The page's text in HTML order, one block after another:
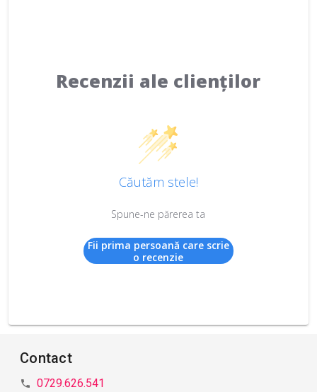
Recenzii ale clienților
Căutăm stele!
Spune-ne părerea ta
Fii prima persoană care scrie
o recenzie
Contact
0729.626.541